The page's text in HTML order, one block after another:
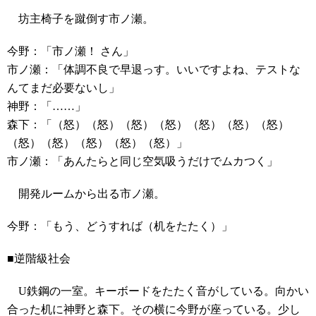
坊主椅子を蹴倒す市ノ瀬。
今野：「市ノ瀬！ さん」
市ノ瀬：「体調不良で早退っす。いいですよね、テストな
んてまだ必要ないし」
神野：「……」
森下：「（怒）（怒）（怒）（怒）（怒）（怒）（怒）
（怒）（怒）（怒）（怒）（怒）」
市ノ瀬：「あんたらと同じ空気吸うだけでムカつく」
開発ルームから出る市ノ瀬。
今野：「もう、どうすれば（机をたたく）」
■逆階級社会
U鉄鋼の一室。キーボードをたたく音がしている。向かい
合った机に神野と森下。その横に今野が座っている。少し